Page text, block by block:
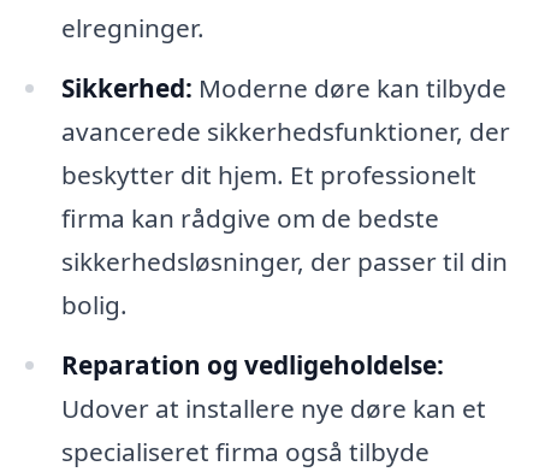
elregninger.
Sikkerhed: Moderne døre kan tilbyde
avancerede sikkerhedsfunktioner, der
beskytter dit hjem. Et professionelt
firma kan rådgive om de bedste
sikkerhedsløsninger, der passer til din
bolig.
Reparation og vedligeholdelse:
Udover at installere nye døre kan et
specialiseret firma også tilbyde